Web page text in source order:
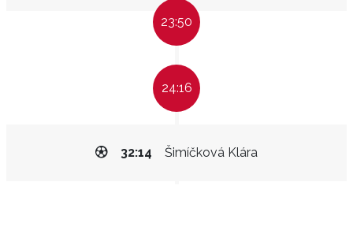
23:50
24:16
Šimíčková Klára
32:14